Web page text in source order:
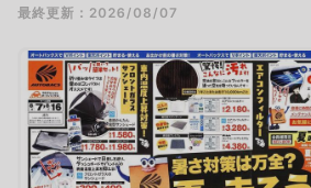
最終更新：2026/08/07